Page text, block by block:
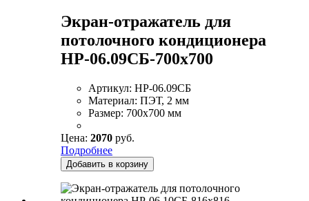
Экран-отражатель для
потолочного кондиционера
НР-06.09СБ-700х700
Артикул: НР-06.09СБ
Материал: ПЭТ, 2 мм
Размер: 700х700 мм
Цена: 2070 руб.
Подробнее
Добавить в корзину